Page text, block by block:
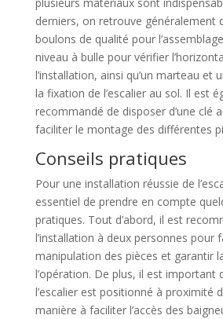
derniers, on retrouve généralement
boulons de qualité pour
niveau à bulle pour vérifier
l’installation, ainsi qu’un marteau et
la fixation de l’escalier au sol. Il est
recommandé de disposer d’une clé
faciliter le montage des différentes
Conseils pratiques
Pour une installation réussie de
essentiel de prendre en compte
pratiques. Tout d’abord, il est
l’installation à deux personnes pour
manipulation des pièces et garantir
l’opération. De plus, il est important
l’escalier est positionné à proximité
manière à faciliter l’accès des